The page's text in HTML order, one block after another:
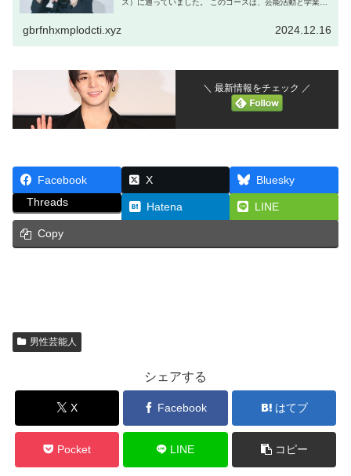
ス）に通っていました。 このコースは、芸能活動と学業を
gbrfnhxmplodcti.xyz 2024.12.16
＼ 最新情報をチェック ／
Facebook X
Bluesky
Threads
Hatena LINE
Copy
男性芸能人
シェアする
X Facebook はてブ
Pocket LINE コピー